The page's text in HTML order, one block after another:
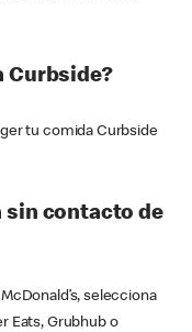
Curbside?
tu comida Curbside
sin contacto de
selecciona
Eats, Grubhub o